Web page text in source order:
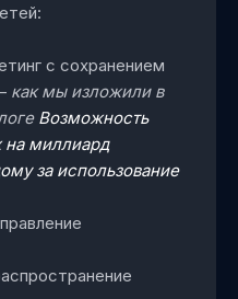
с сохранением
как мы изложили в
Возможность
на миллиард
за использование